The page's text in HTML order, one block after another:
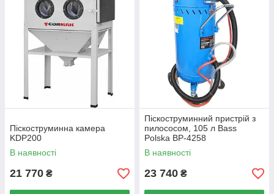
Піскоструминна камера
KDP200
В наявності
21 770 ₴
Піскоструминний пристрій з
пилососом, 105 л Bass
Polska BP-4258
В наявності
23 740 ₴